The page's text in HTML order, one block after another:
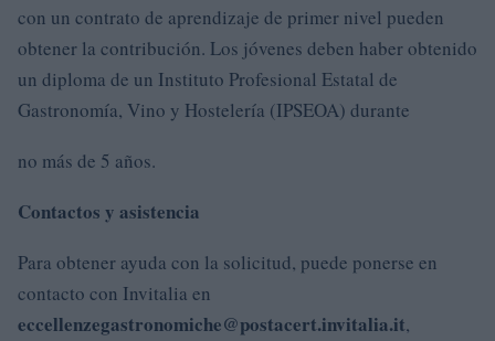
con un contrato de aprendizaje de primer nivel pueden
obtener la contribución. Los jóvenes deben haber obtenido
un diploma de un Instituto Profesional Estatal de
Gastronomía, Vino y Hostelería (IPSEOA) durante
no más de 5 años.
Contactos y asistencia
Para obtener ayuda con la solicitud, puede ponerse en
contacto con Invitalia en
eccellenzegastronomiche@postacert.invitalia.it,